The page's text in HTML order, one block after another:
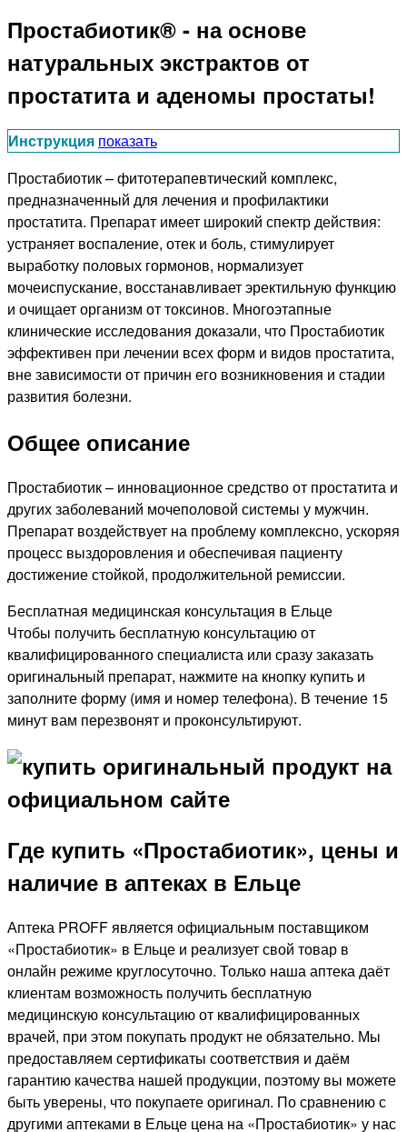
Простабиотик® - на основе
натуральных экстрактов от
простатита и аденомы простаты!
Инструкция показать
Простабиотик – фитотерапевтический комплекс,
предназначенный для лечения и профилактики
простатита. Препарат имеет широкий спектр действия:
устраняет воспаление, отек и боль, стимулирует
выработку половых гормонов, нормализует
мочеиспускание, восстанавливает эректильную функцию
и очищает организм от токсинов. Многоэтапные
клинические исследования доказали, что Простабиотик
эффективен при лечении всех форм и видов простатита,
вне зависимости от причин его возникновения и стадии
развития болезни.
Общее описание
Простабиотик – инновационное средство от простатита и
других заболеваний мочеполовой системы у мужчин.
Препарат воздействует на проблему комплексно, ускоряя
процесс выздоровления и обеспечивая пациенту
достижение стойкой, продолжительной ремиссии.
Бесплатная медицинская консультация в Ельце
Чтобы получить бесплатную консультацию от
квалифицированного специалиста или сразу заказать
оригинальный препарат, нажмите на кнопку купить и
заполните форму (имя и номер телефона). В течение 15
минут вам перезвонят и проконсультируют.
Где купить «Простабиотик», цены и
наличие в аптеках в Ельце
Аптека PROFF является официальным поставщиком
«Простабиотик» в Ельце и реализует свой товар в
онлайн режиме круглосуточно. Только наша аптека даёт
клиентам возможность получить бесплатную
медицинскую консультацию от квалифицированных
врачей, при этом покупать продукт не обязательно. Мы
предоставляем сертификаты соответствия и даём
гарантию качества нашей продукции, поэтому вы можете
быть уверены, что покупаете оригинал. По сравнению с
другими аптеками в Ельце цена на «Простабиотик» у нас